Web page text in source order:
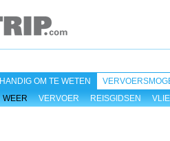
HANDIG OM TE WETEN
WEER VERVOER REISGIDSEN